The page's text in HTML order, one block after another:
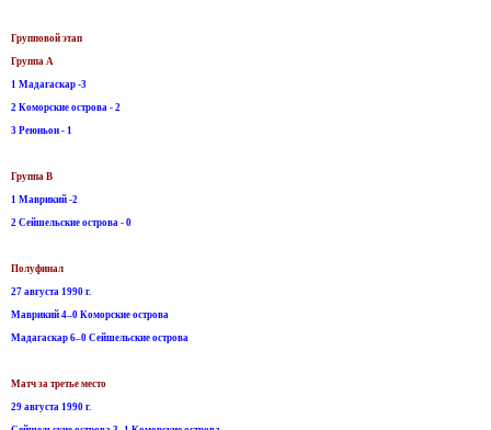
Групповой этап
Группа А
1 Мадагаскар -3
2 Коморские острова - 2
3 Реюньон - 1
Группа B
1 Маврикий -2
2 Сейшельские острова - 0
Полуфинал
27 августа 1990 г.
Маврикий 4–0 Коморские острова
Мадагаскар 6–0 Сейшельские острова
Матч за третье место
29 августа 1990 г.